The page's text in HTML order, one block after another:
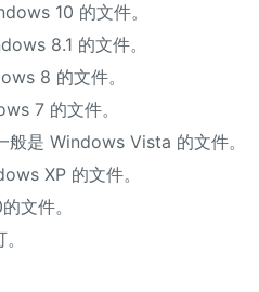
10 的文件。
8.1 的文件。
8 的文件。
7 的文件。
是 Windows Vista 的文件。
XP 的文件。
文件。